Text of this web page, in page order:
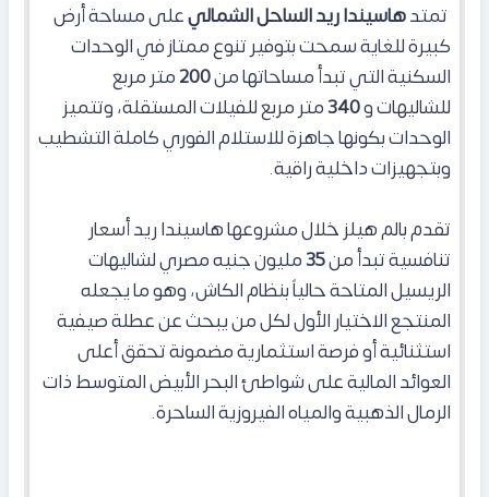
تمتدهاسيندا ريد الساحل الشماليعلى مساحة أرض
كبيرة للغاية سمحت بتوفير تنوع ممتاز في الوحدات
السكنية التي تبدأ مساحاتها من200متر مربع
للشاليهات و340متر مربع للفيلات المستقلة، وتتميز
الوحدات بكونها جاهزة للاستلام الفوري كاملة التشطيب
وبتجهيزات داخلية راقية.
تقدم بالم هيلز خلال مشروعها هاسيندا ريد أسعار
تنافسية تبدأ من35مليون جنيه مصري لشاليهات
الريسيل المتاحة حالياً بنظام الكاش، وهو ما يجعله
المنتجع الاختيار الأول لكل من يبحث عن عطلة صيفية
استثنائية أو فرصة استثمارية مضمونة تحقق أعلى
العوائد المالية على شواطئ البحر الأبيض المتوسط ذات
الرمال الذهبية والمياه الفيروزية الساحرة.